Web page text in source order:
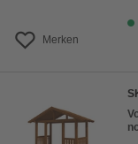
Merken